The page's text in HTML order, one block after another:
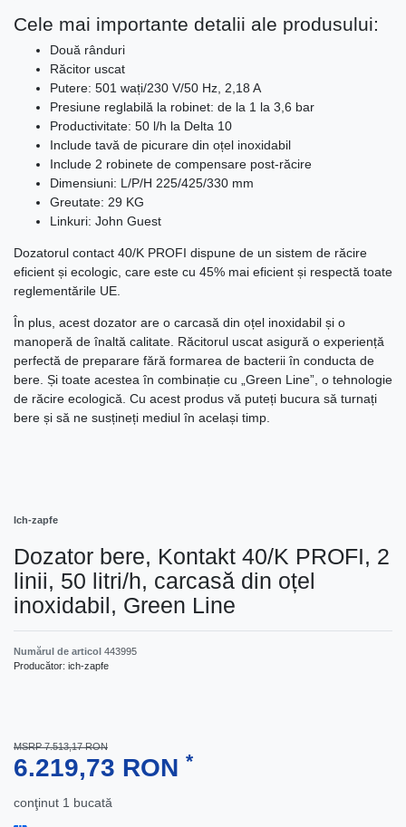
Cele mai importante detalii ale produsului:
Două rânduri
Răcitor uscat
Putere: 501 wați/230 V/50 Hz, 2,18 A
Presiune reglabilă la robinet: de la 1 la 3,6 bar
Productivitate: 50 l/h la Delta 10
Include tavă de picurare din oțel inoxidabil
Include 2 robinete de compensare post-răcire
Dimensiuni: L/P/H 225/425/330 mm
Greutate: 29 KG
Linkuri: John Guest
Dozatorul contact 40/K PROFI dispune de un sistem de răcire
eficient și ecologic, care este cu 45% mai eficient și respectă toate
reglementările UE.
În plus, acest dozator are o carcasă din oțel inoxidabil și o
manoperă de înaltă calitate. Răcitorul uscat asigură o experiență
perfectă de preparare fără formarea de bacterii în conducta de
bere. Și toate acestea în combinație cu „Green Line”, o tehnologie
de răcire ecologică. Cu acest produs vă puteți bucura să turnați
bere și să ne susțineți mediul în același timp.
Ich-zapfe
Dozator bere, Kontakt 40/K PROFI, 2
linii, 50 litri/h, carcasă din oțel
inoxidabil, Green Line
Numărul de articol 443995
Producător: ich-zapfe
MSRP 7.513,17 RON
6.219,73 RON *
conţinut 1 bucată